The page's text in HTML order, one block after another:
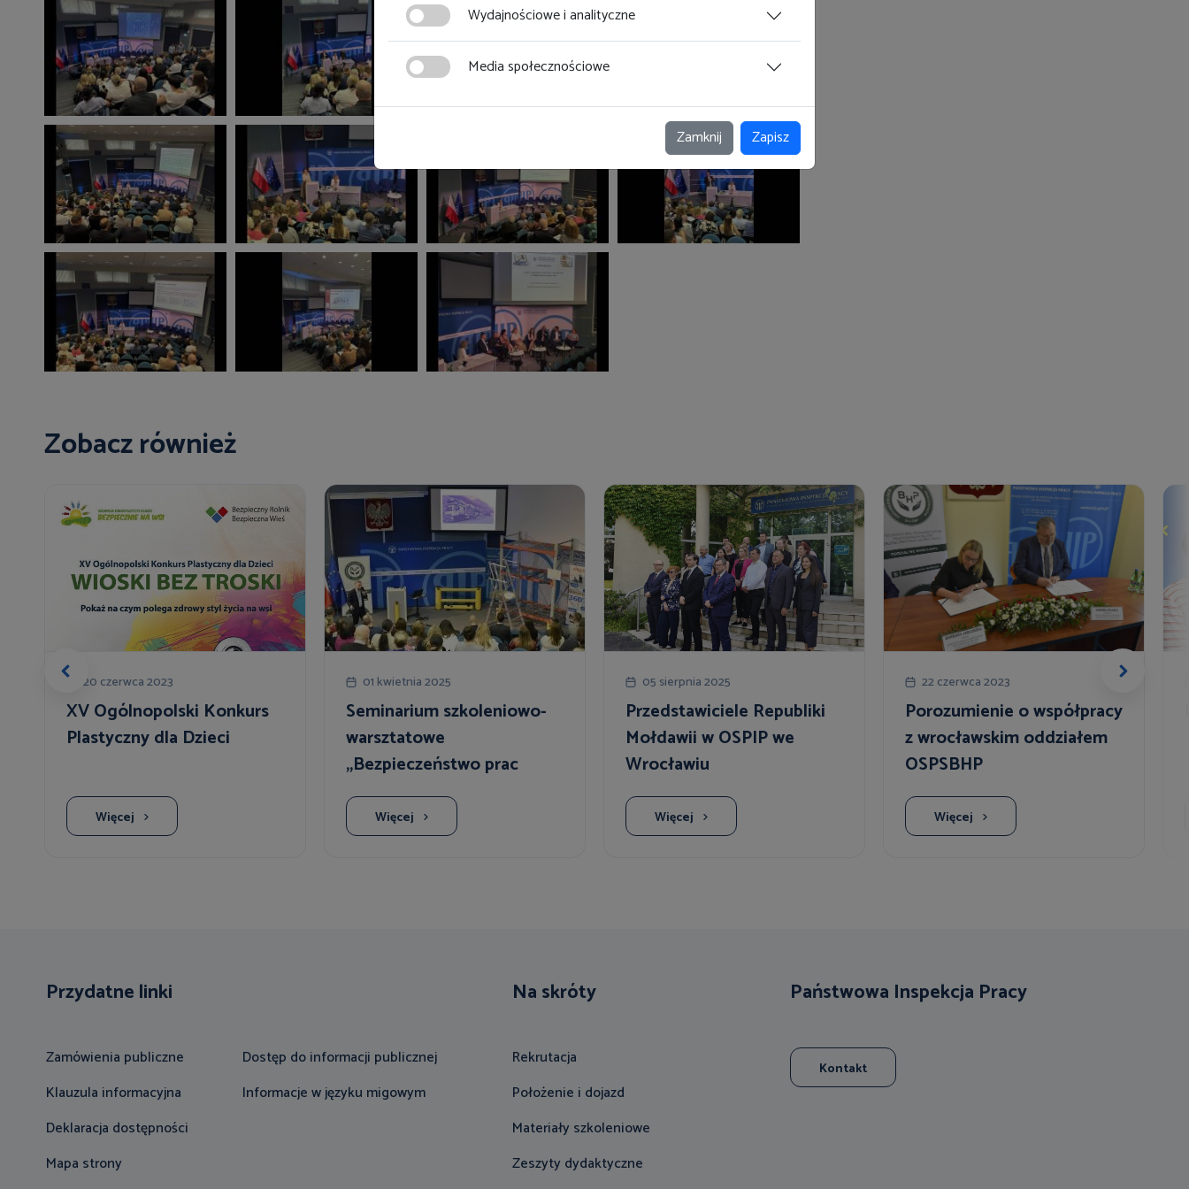
Zobacz również
20 czerwca 2023
XV Ogólnopolski Konkurs
Plastyczny dla Dzieci
Więcej
01 kwietnia 2025
Seminarium szkoleniowo-
warsztatowe
„Bezpieczeństwo prac
magazynowych”
Więcej
05 sierpnia 2025
Przedstawiciele Republiki
Mołdawii w OSPIP we
Wrocławiu
Więcej
22 czerwca 2023
Porozumienie o współpracy
z wrocławskim oddziałem
OSPSBHP
Więcej
Przydatne linki
Zamówienia publiczne
Klauzula informacyjna
Deklaracja dostępności
Mapa strony
Dostęp do informacji publicznej
Informacje w języku migowym
Na skróty
Rekrutacja
Położenie i dojazd
Materiały szkoleniowe
Zeszyty dydaktyczne
Państwowa Inspekcja Pracy
Kontakt
Wydajnościowe i analityczne
Media społecznościowe
Zamknij Zapisz